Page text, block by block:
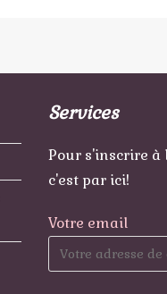
Services
Pour s'inscrire à
c'est par ici!
Votre email